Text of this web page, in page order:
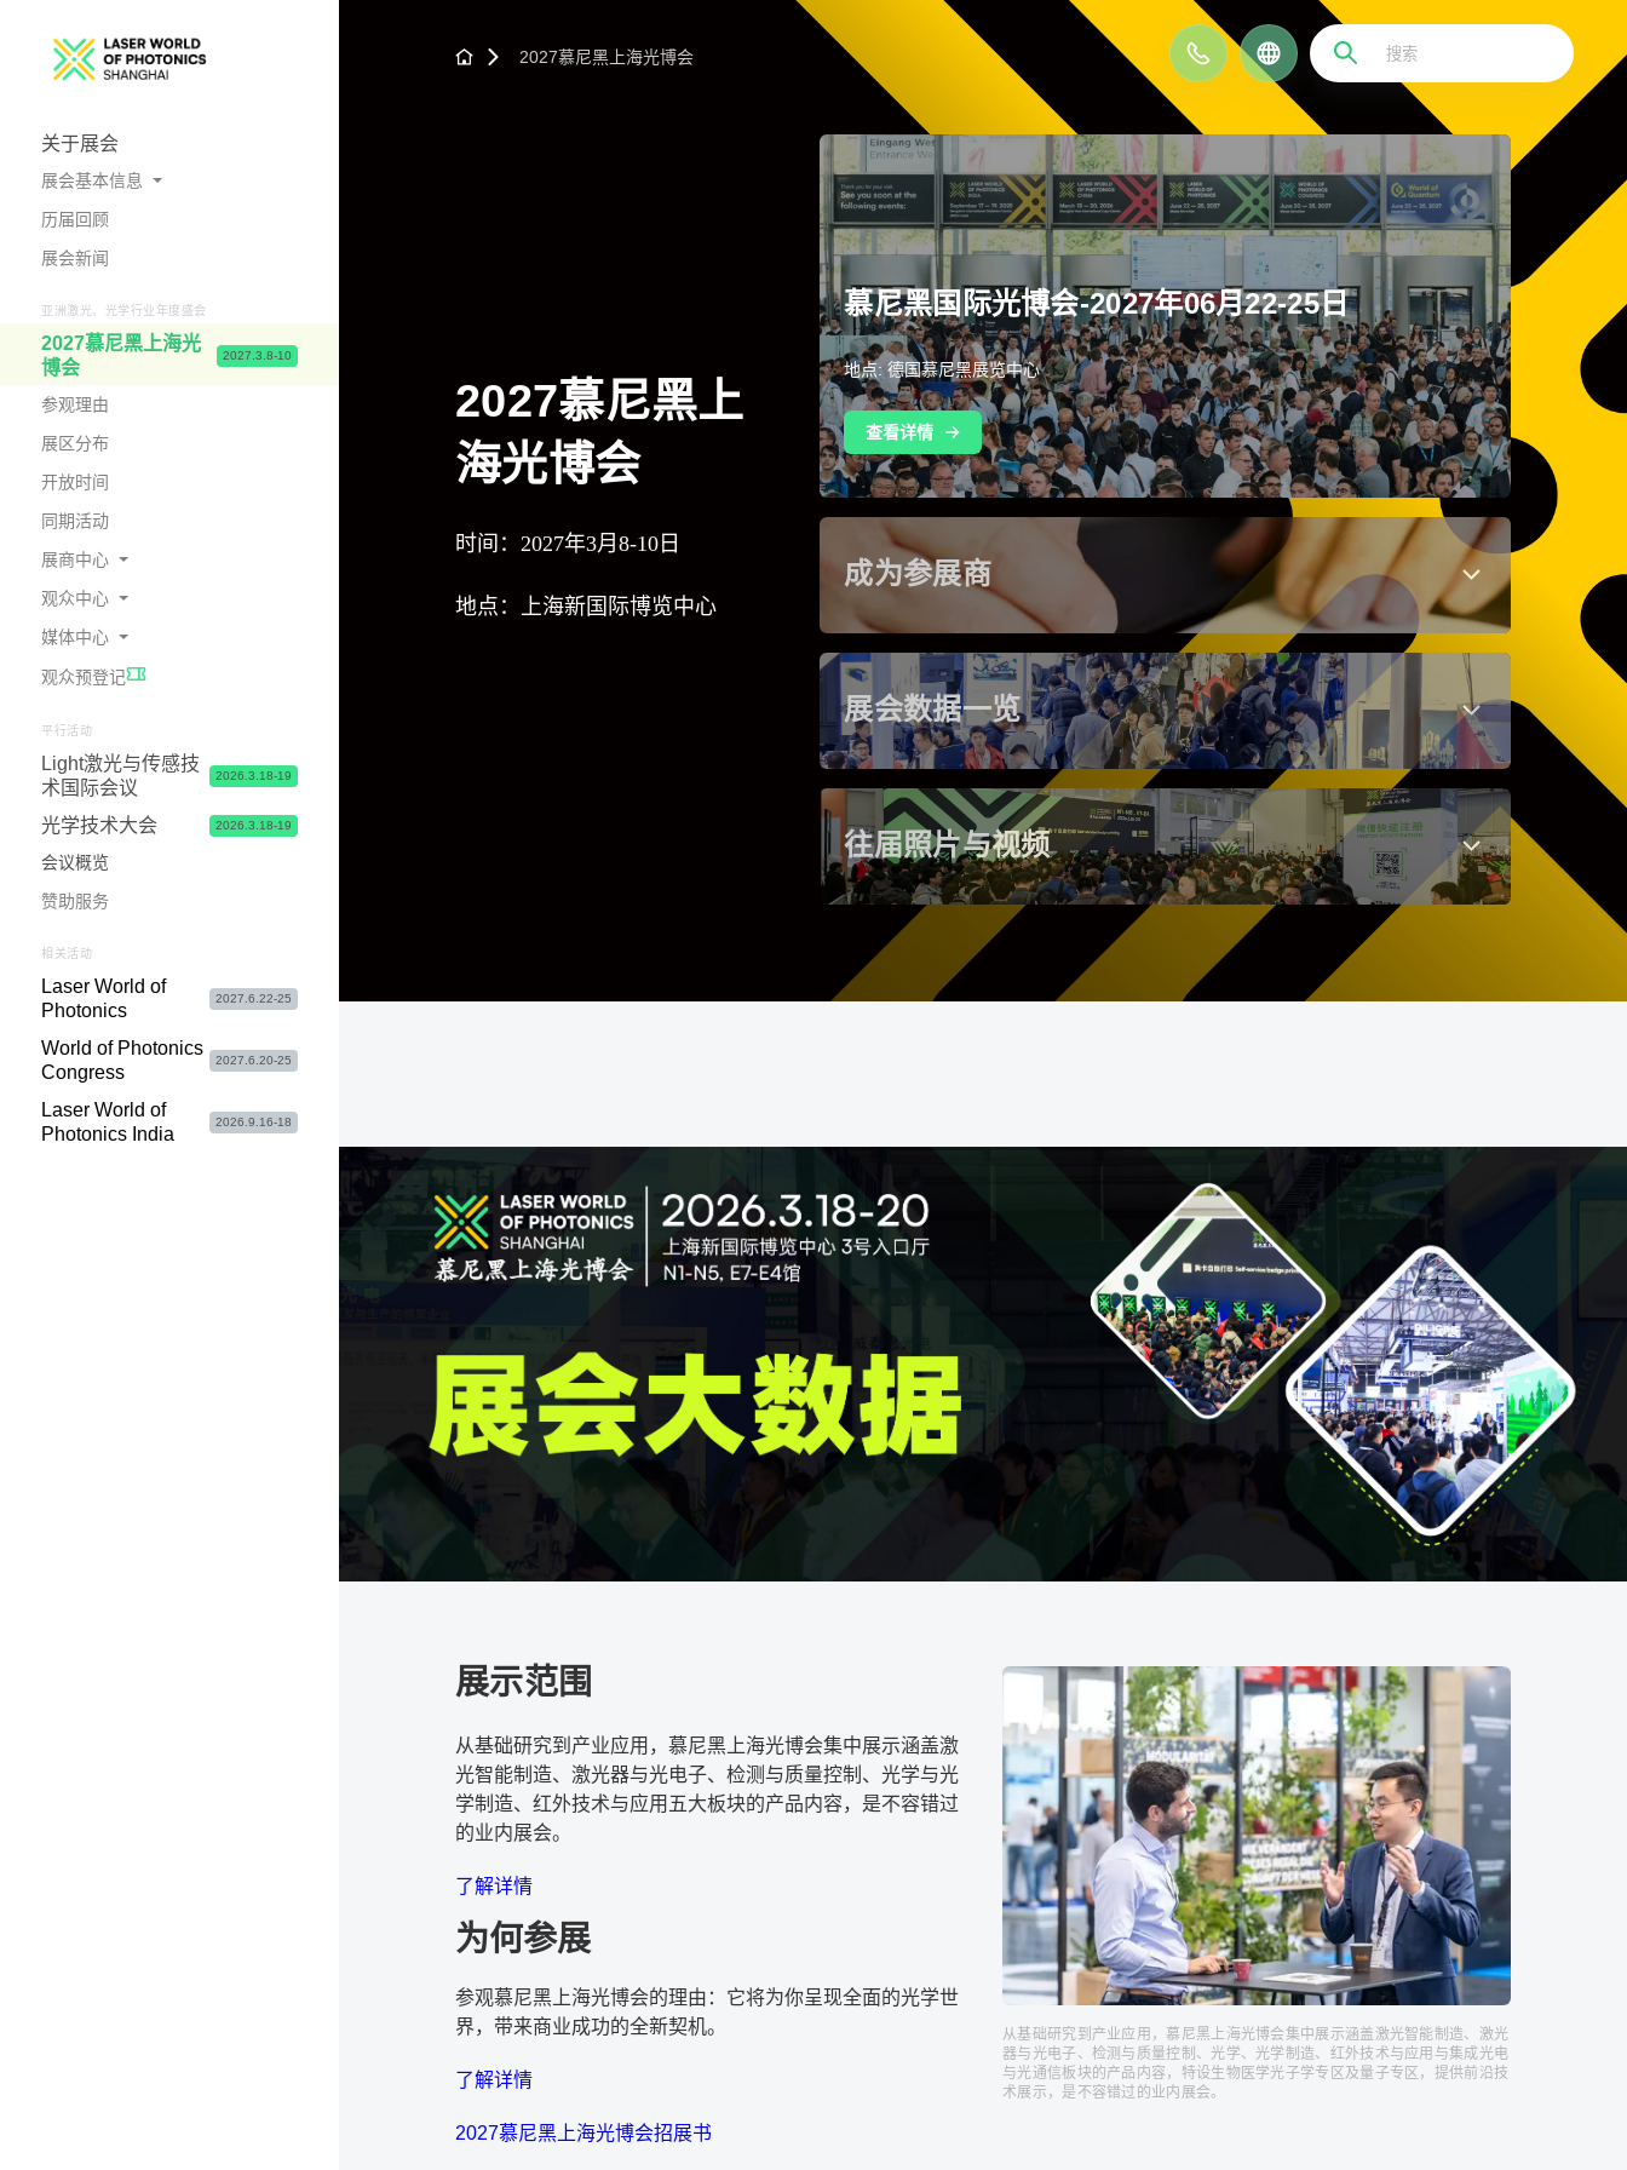
关于展会
展会基本信息
展会概况
照片与视频
历届回顾
展会新闻
亚洲激光、光学行业年度盛会
2027慕尼黑上海光
博会
2027.3.8-10
参观理由
展区分布
开放时间
同期活动
展商中心
为何参展
预定展位
展商中心 & 参展申请常见问题
展台 & 市场推广服务
物流&签证服务
联系我们
观众中心
在线会刊
交通指南
酒店食宿
签证服务
参观咨询&常见问题
媒体中心
展会新闻
照片与视频
合作媒体
媒体联络
观众预登记
平行活动
Light激光与传感技
术国际会议
2026.3.18-19
光学技术大会 2026.3.18-19
会议概览
赞助服务
相关活动
Laser World of
Photonics
2027.6.22-25
World of Photonics
Congress
2027.6.20-25
Laser World of
Photonics India
2026.9.16-18
2027慕尼黑上海光博会
2027慕尼黑上
海光博会
时间：2027年3月8-10日
地点：上海新国际博览中心
慕尼黑国际光博会-2027年06月22-25日
地点: 德国慕尼黑展览中心
查看详情
成为参展商
预订展位
展会数据一览
慕尼黑上海光博会2026数据一览
往届照片与视频
展示范围
从基础研究到产业应用，慕尼黑上海光博会集中展示涵盖激
光智能制造、激光器与光电子、检测与质量控制、光学与光
学制造、红外技术与应用五大板块的产品内容，是不容错过
的业内展会。
了解详情
为何参展
参观慕尼黑上海光博会的理由：它将为你呈现全面的光学世
界，带来商业成功的全新契机。
了解详情
2027慕尼黑上海光博会招展书
从基础研究到产业应用，慕尼黑上海光博会集中展示涵盖激光智能制造、激光
器与光电子、检测与质量控制、光学、光学制造、红外技术与应用与集成光电
与光通信板块的产品内容，特设生物医学光子学专区及量子专区，提供前沿技
术展示，是不容错过的业内展会。